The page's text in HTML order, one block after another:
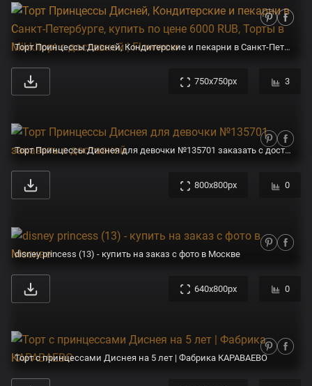
Торт Принцессы Дисней, Кондитерские и пекарни в Санкт-Петербурге, купить по цене 6000 RUB, Торты в Mikkitopt с доставкой | Flowwow
750x750px 3
Торт Принцессы Диснея для девочки №135701 заказать с доставкой
800x800px 0
disney princess (13) - купить на заказ с фото в Москве
640x800px 0
Торт с принцессами Диснея на 5 лет | Фабрика КАРАВАЕВО